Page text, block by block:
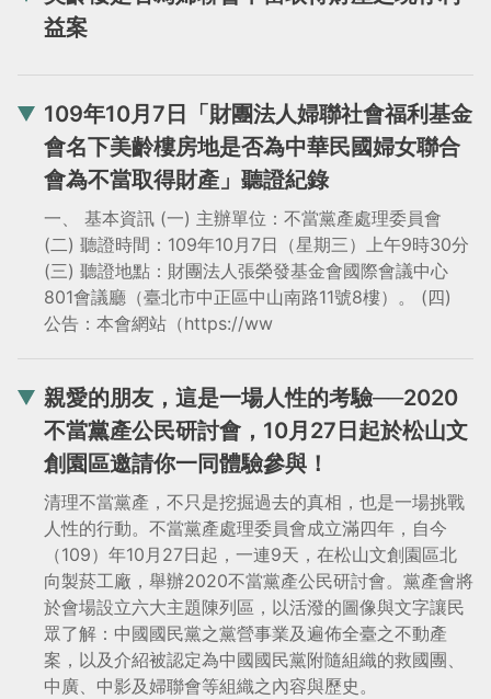
益案
109年10月7日「財團法人婦聯社會福利基金
會名下美齡樓房地是否為中華民國婦女聯合
會為不當取得財產」聽證紀錄
一、 基本資訊 (一) 主辦單位：不當黨產處理委員會
(二) 聽證時間：109年10月7日（星期三）上午9時30分
(三) 聽證地點：財團法人張榮發基金會國際會議中心
801會議廳（臺北市中正區中山南路11號8樓）。 (四)
公告：本會網站（https://ww
親愛的朋友，這是一場人性的考驗──2020
不當黨產公民研討會，10月27日起於松山文
創園區邀請你一同體驗參與！
清理不當黨產，不只是挖掘過去的真相，也是一場挑戰
人性的行動。不當黨產處理委員會成立滿四年，自今
（109）年10月27日起，一連9天，在松山文創園區北
向製菸工廠，舉辦2020不當黨產公民研討會。黨產會將
於會場設立六大主題陳列區，以活潑的圖像與文字讓民
眾了解：中國國民黨之黨營事業及遍佈全臺之不動產
案，以及介紹被認定為中國國民黨附隨組織的救國團、
中廣、中影及婦聯會等組織之內容與歷史。